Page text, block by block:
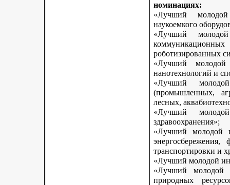
номинациях:
«Лучший
наукоемкого
«Лучший
роботизированных
«Лучший
нанотехнологий и
«Лучший
(промышленных,
лесных,
«Лучший
здравоохранения»;
«Лучший молодой
транспортировки и
«Лучший молодой
«Лучший молодой
природных